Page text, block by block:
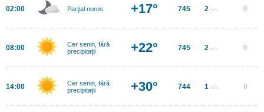
02:00 Parţial noros +17° 745 2 m/s 0
08:00
Cer senin, fără
precipitații
+22° 745 2 m/s 0
14:00
Cer senin, fără
precipitații
+30° 744 1 m/s 0